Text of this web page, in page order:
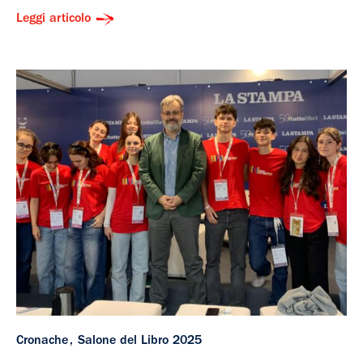
Leggi articolo
Cronache Salone del Libro 2025